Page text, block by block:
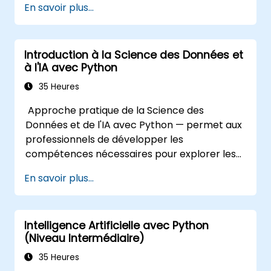
En savoir plus...
Introduction à la Science des Données et
à l'IA avec Python
35 Heures
Approche pratique de la Science des
Données et de l'IA avec Python — permet aux
professionnels de développer les
compétences nécessaires pour explorer les
learning et déployer des applications basées
sur l'IA dans des contextes professionnels ;
couvre les workflows CRISP-DM, l'analyse
statistique, l'apprentissage supervisé et non
supervisé, l'apprentissage profond avec
TensorFlow, le traitement du langage naturel
En savoir plus...
Intelligence Artificielle avec Python
(Niveau Intermédiaire)
35 Heures